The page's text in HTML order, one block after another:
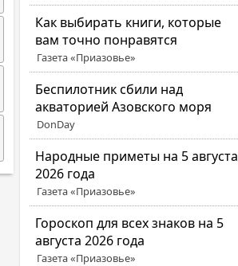
Как выбирать книги, которые
вам точно понравятся
Газета «Приазовье»
Беспилотник сбили над
акваторией Азовского моря
DonDay
Народные приметы на 5 августа
2026 года
Газета «Приазовье»
Гороскоп для всех знаков на 5
августа 2026 года
Газета «Приазовье»